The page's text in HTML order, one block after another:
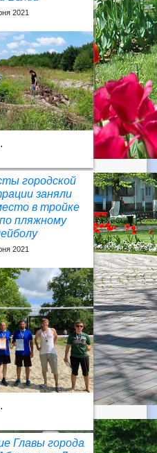
2021
городской
заняли
в тройке
пляжному
2021
Главы города